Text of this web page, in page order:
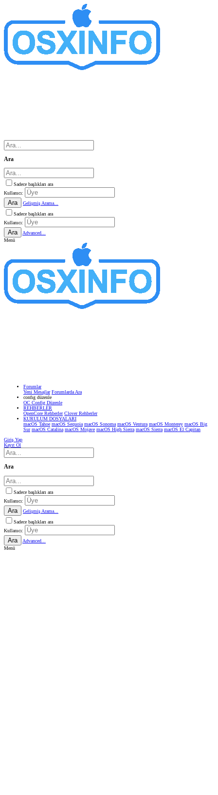
Ara
Sadece başlıkları ara
Kullanıcı:
Ara
Gelişmiş Arama...
Sadece başlıkları ara
Kullanıcı:
Ara
Advanced...
Menü
Forumlar
Yeni Mesajlar Forumlarda Ara
confıg düzenle
OC Config Düzenle
REHBERLER
OpenCore Rehberler Clover Rehberler
KURULUM DOSYALARI
macOS Tahoe macOS Sequoia macOS Sonoma macOS Ventura macOS Monterey macOS Big
Sur macOS Catalina macOS Mojave macOS High Sierra macOS Sierra macOS El Capitan
Giriş Yap
Kayıt Ol
Ara
Sadece başlıkları ara
Kullanıcı:
Ara
Gelişmiş Arama...
Sadece başlıkları ara
Kullanıcı:
Ara
Advanced...
Menü